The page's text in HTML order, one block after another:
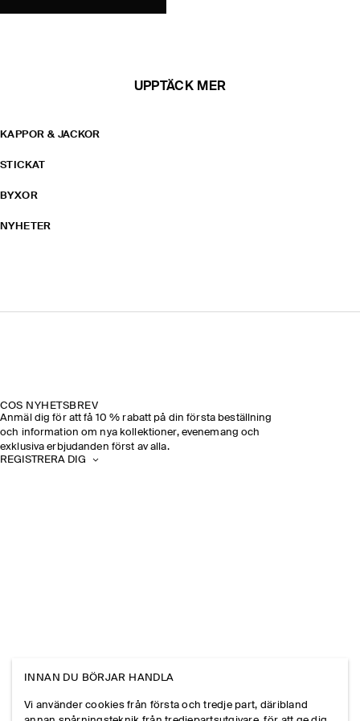
UPPTÄCK MER
KAPPOR & JACKOR
STICKAT
BYXOR
NYHETER
COS NYHETSBREV
Anmäl dig för att få 10 % rabatt på din första beställning
och information om nya kollektioner, evenemang och
exklusiva erbjudanden först av alla.
REGISTRERA DIG
INNAN DU BÖRJAR HANDLA
Vi använder cookies från första och tredje part, däribland